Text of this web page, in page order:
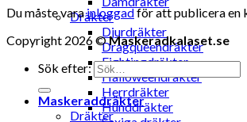
Dräkter
Djurdräkter
Dragqueendräkter
Fightingdräkter
Halloweendräkter
Herrdräkter
Hunddräkter
Du måste varainloggadför att publicera en
Copyright 2026 ©Maskeradkalaset.se
Sök efter:
Maskeraddräkter
Dräkter